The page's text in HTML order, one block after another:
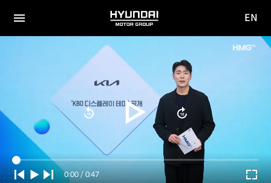
전체
HYUNDAI
MOTOR
GROUP
사이
EN
Current
0:00 / Duration
0:47